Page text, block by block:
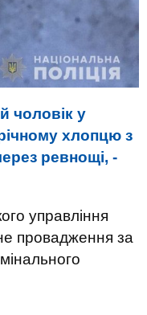
чоловік у
хлопцю з
ревнощі, -
управління
провадження за